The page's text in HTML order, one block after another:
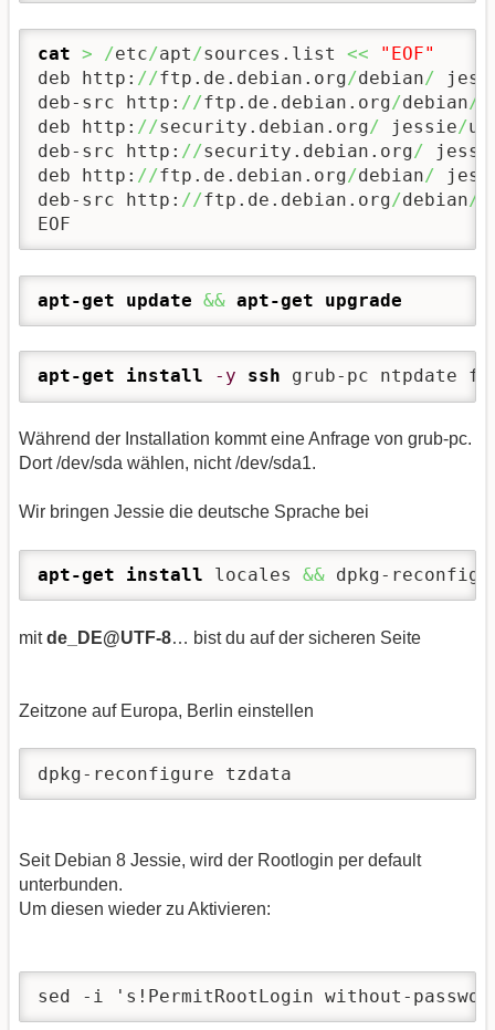
cat > /etc/apt/sources.list <<
"EOF"
deb http: //ftp.de.debian.org/debian/
deb-src http: //ftp.de.debian.org/debian/
deb http: //security.debian.org/ jessie/
deb-src http: //security.debian.org/
deb http: //ftp.de.debian.org/debian/
deb-src http: //ftp.de.debian.org/debian/
EOF
apt-get update && apt-get upgrade
apt-get install -y ssh grub-pc ntpdate
Während der Installation kommt eine Anfrage von grub-pc.
Dort /dev/sda wählen, nicht /dev/sda1.
Wir bringen Jessie die deutsche Sprache bei
apt-get install locales && dpkg-
mitde_DE@UTF-8… bist du auf der sicheren Seite
Zeitzone auf Europa, Berlin einstellen
dpkg-reconfigure tzdata
Seit Debian 8 Jessie, wird der Rootlogin per default
unterbunden.
Um diesen wieder zu Aktivieren:
sed -i 's!PermitRootLogin without-